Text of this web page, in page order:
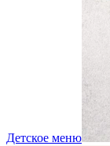
Детское меню